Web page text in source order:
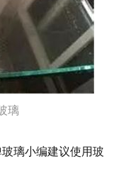
璃
璃小编建议使用玻